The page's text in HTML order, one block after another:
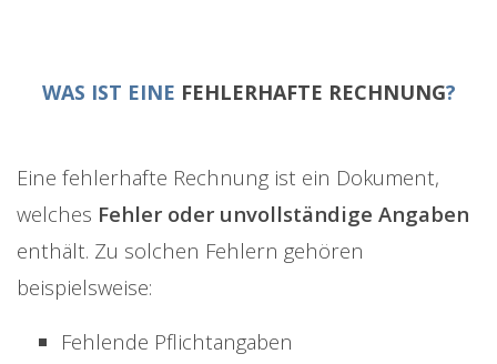
WAS IST EINE FEHLERHAFTE RECHNUNG?
Eine fehlerhafte Rechnung ist ein Dokument,
welches Fehler oder unvollständige Angaben
enthält. Zu solchen Fehlern gehören
beispielsweise:
Fehlende Pflichtangaben